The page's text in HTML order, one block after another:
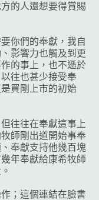
的人還想要得賞賜
你們的奉獻，我自
影響力也觸及到更
的事上，也不遜於
往也甚少接受奉
買剛上市的初始
往往在奉獻這事上
師剛出道開始事奉
奉獻支持他幾百塊
年奉獻給康希牧師
；這個連結在臉書